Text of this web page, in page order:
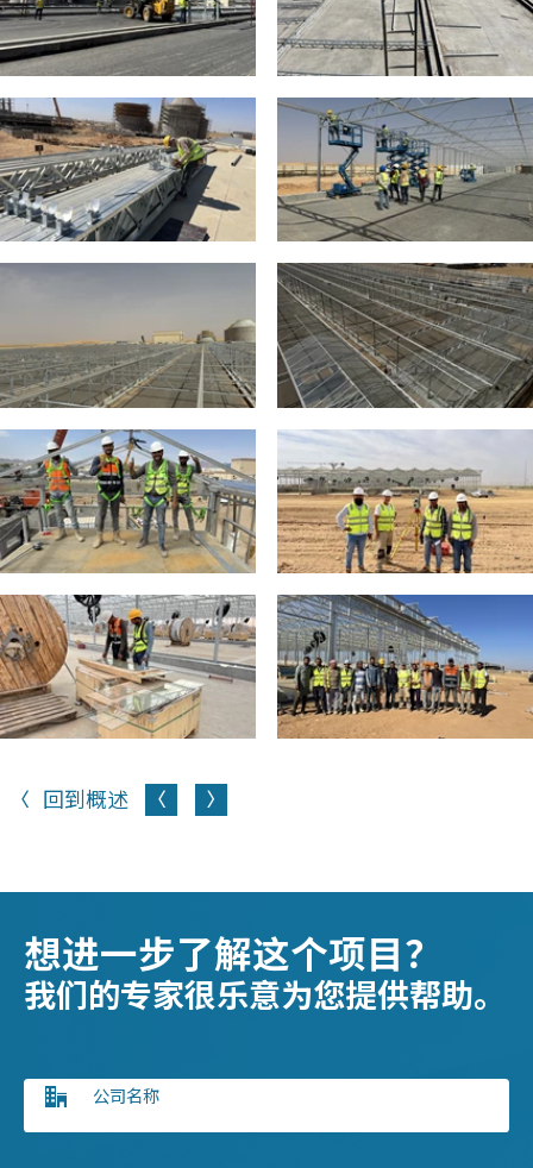
回到概述
想进一步了解这个项目？
我们的专家很乐意为您提供帮助。
公司名称